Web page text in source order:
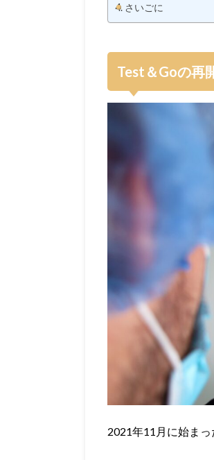
さいごに
Test＆Goの再
2021年11月に始まっ